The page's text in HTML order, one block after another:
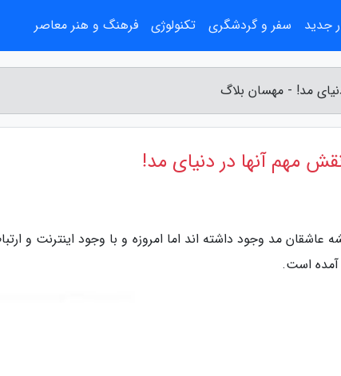
مد! - مهسان بلاگ
مهم آنها در دنیای مد!
مد وجود داشته اند اما امروزه و با وجود اینترنت و
آمده است.
جدید سفر و گردشگری تکنولوژی فرهنگ و هنر معاصر